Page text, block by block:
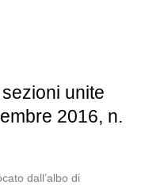
unite
2016, n.
dall’albo di